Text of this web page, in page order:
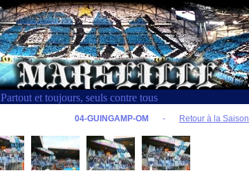
Partout et toujours, seuls contre tous
04-GUINGAMP-OM - Retour à la Saison